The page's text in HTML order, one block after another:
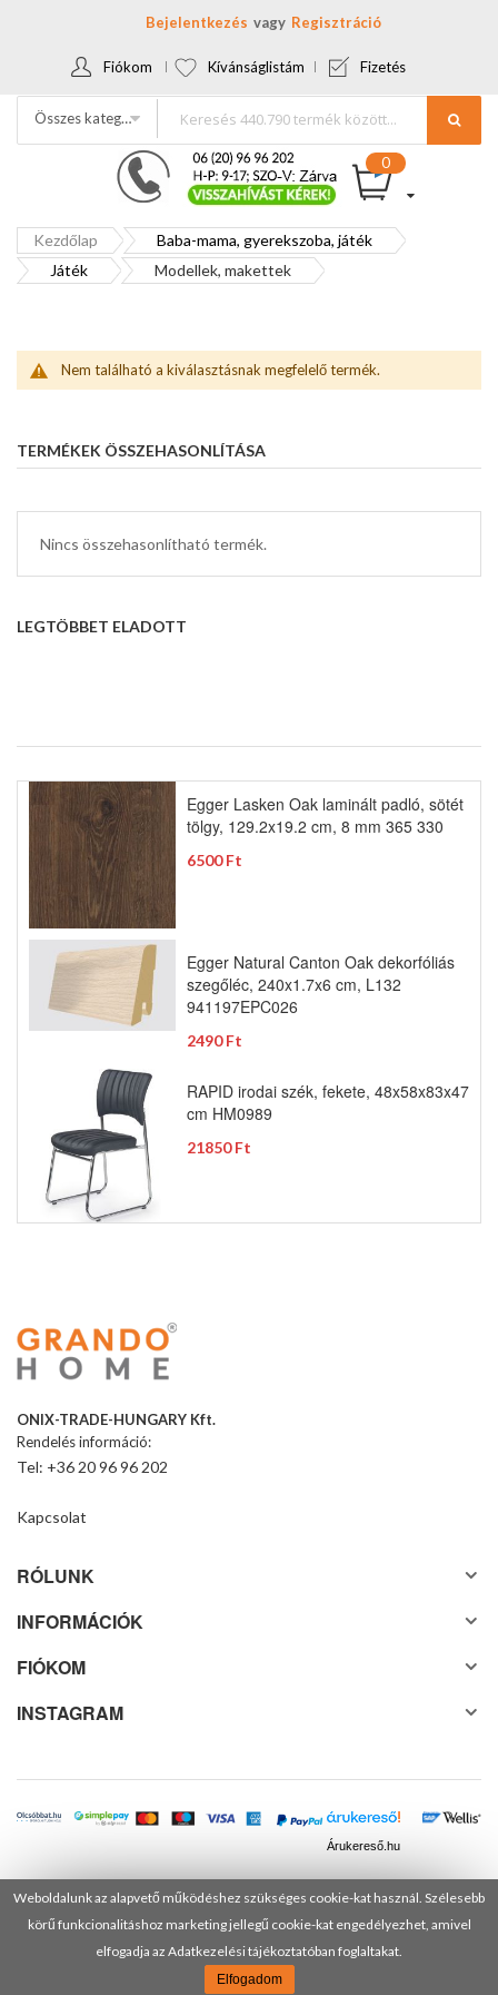
Weboldalunk az alapvető működéshez szükséges cookie-kat használ. Szélesebb
körű funkcionalitáshoz marketing jellegű cookie-kat engedélyezhet, amivel
elfogadja az Adatkezelési tájékoztatóban foglaltakat.
Elfogadom
Bejelentkezés Regisztráció
Fiókom Kívánságlistám Fizetés
Összes kategória
Kezdőlap
Baba-mama, gyerekszoba, játék
Játék
Modellek, makettek
Nem található a kiválasztásnak megfelelő termék.
TERMÉKEK ÖSSZEHASONLÍTÁSA
Nincs összehasonlítható termék.
LEGTÖBBET ELADOTT
Egger Lasken Oak laminált padló, sötét
tölgy, 129.2x19.2 cm, 8 mm 365 330
6500 Ft
Egger Natural Canton Oak dekorfóliás
szegőléc, 240x1.7x6 cm, L132
941197EPC026
2490 Ft
RAPID irodai szék, fekete, 48x58x83x47
cm HM0989
21850 Ft
ONIX-TRADE-HUNGARY Kft.
Rendelés információ:
Tel: +36 20 96 96 202
Kapcsolat
RÓLUNK
INFORMÁCIÓK
FIÓKOM
INSTAGRAM
Árukereső.hu
© 2025 Minden jog fenntartva! DANUSA Hungary Kft.